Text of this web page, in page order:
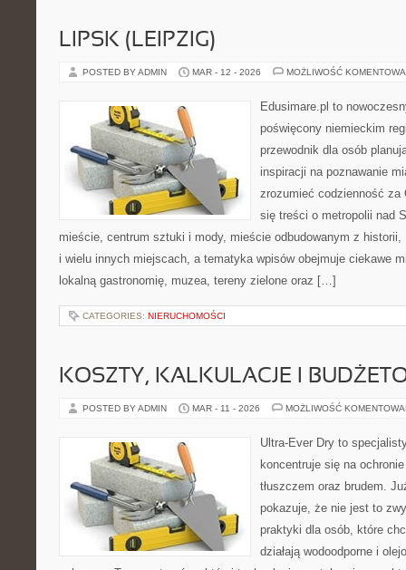
LIPSK (LEIPZIG)
POSTED BY ADMIN MAR - 12 - 2026 MOŻLIWOŚĆ
Edusimare.pl to
poświęcony niemieckim
przewodnik dla osób
inspiracji na poznawanie
zrozumieć codzienność za
się treści o metropolii nad
mieście, centrum sztuki i mody, mieście odbudowanym z
i wielu innych miejscach, a tematyka wpisów obejmuje ciekawe
lokalną gastronomię, muzea, tereny zielone oraz […]
CATEGORIES: NIERUCHOMOŚCI
KOSZTY, KALKULACJE I
POSTED BY ADMIN MAR - 11 - 2026 MOŻLIWOŚĆ
Ultra-Ever Dry to
koncentruje się na
tłuszczem oraz brudem.
pokazuje, że nie jest to
praktyki dla osób, które
działają wodoodporne i